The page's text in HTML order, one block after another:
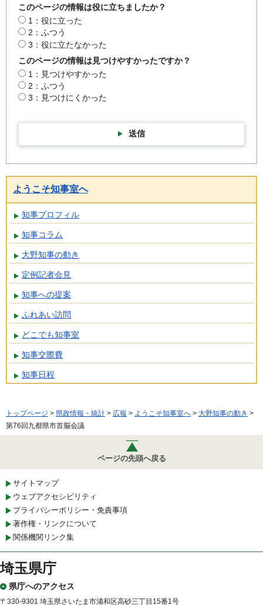
このページの情報は役に立ちましたか？
1：役に立った
2：ふつう
3：役に立たなかった
このページの情報は見つけやすかったですか？
1：見つけやすかった
2：ふつう
3：見つけにくかった
送信
ようこそ知事室へ
知事プロフィル
知事コラム
大野知事の動き
定例記者会見
知事への提案
ふれあい訪問
どこでも知事室
知事交際費
知事日程
トップページ > 県政情報・統計 > 広報 > ようこそ知事室へ > 大野知事の動き >
第76回九都県市首脳会議
ページの先頭へ戻る
サイトマップ
ウェブアクセシビリティ
プライバシーポリシー・免責事項
著作権・リンクについて
関係機関リンク集
埼玉県庁
県庁へのアクセス
〒330-9301 埼玉県さいたま市浦和区高砂三丁目15番1号